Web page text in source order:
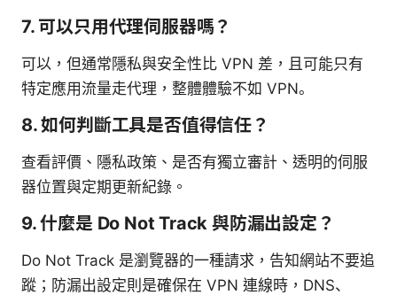
7. 可以只用代理伺服器嗎？
可以，但通常隱私與安全性比 VPN 差，且可能只有
特定應用流量走代理，整體體驗不如 VPN。
8. 如何判斷工具是否值得信任？
查看評價、隱私政策、是否有獨立審計、透明的伺服
器位置與定期更新紀錄。
9. 什麼是 Do Not Track 與防漏出設定？
Do Not Track 是瀏覽器的一種請求，告知網站不要追
蹤；防漏出設定則是確保在 VPN 連線時，DNS、